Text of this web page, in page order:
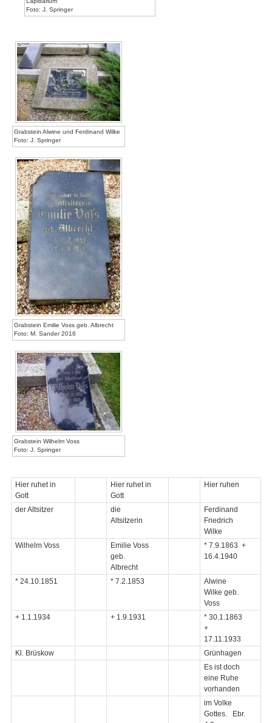
Foto: J. Springer
Grabstein Alwine und Ferdinand Wilke
Foto: J. Springer
Grabstein Emilie Voss geb. Albrecht
Foto: M. Sander 2016
Grabstein Wilhelm Voss
Foto: J. Springer
Hier ruhet in
Gott
Hier ruhet in
Gott
Hier ruhen
der Altsitzer
die
Altsitzerin
Ferdinand
Friedrich
Wilke
Wilhelm Voss
Emilie Voss
geb.
Albrecht
* 7.9.1863 +
16.4.1940
* 24.10.1851 * 7.2.1853
Alwine
Wilke geb.
Voss
+ 1.1.1934
+ 1.9.1931
* 30.1.1863
+
17.11.1933
Kl. Brüskow
Grünhagen
Es ist doch
eine Ruhe
vorhanden
im Volke
Gottes. Ebr.